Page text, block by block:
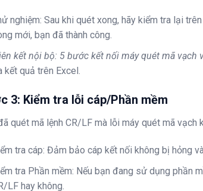
nghiệm: Sau khi quét xong, hãy kiểm tra lại
mới, bạn đã thành công.
kết nội bộ: 5 bước kết nối máy quét mã vạch
kết quả trên Excel.
3: Kiểm tra lỗi cáp/Phần mềm
quét mã lệnh CR/LF mà lỗi máy quét mã
tra cáp: Đảm bảo cáp kết nối không bị hỏng
tra Phần mềm: Nếu bạn đang sử dụng phần
LF hay không.